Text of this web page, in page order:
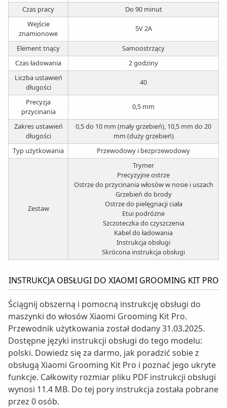
Czas pracy
Do 90 minut
Wejście
znamionowe
5V 2A
Element tnący
Samoostrzący
Czas ładowania
2 godziny
Liczba ustawień
długości
40
Precyzja
przycinania
0,5 mm
Zakres ustawień
długości
0,5 do 10 mm (mały grzebień), 10,5 mm do 20
mm (duży grzebień)
Typ użytkowania
Przewodowy i bezprzewodowy
Zestaw
Trymer
Precyzyjne ostrze
Ostrze do przycinania włosów w nosie i uszach
Grzebień do brody
Ostrze do pielęgnacji ciała
Etui podróżne
Szczoteczka do czyszczenia
Kabel do ładowania
Instrukcja obsługi
Skrócona instrukcja obsługi
INSTRUKCJA OBSŁUGI DO XIAOMI GROOMING KIT PRO
Ściągnij obszerną i pomocną instrukcję obsługi do
maszynki do włosów Xiaomi Grooming Kit Pro.
Przewodnik użytkowania został dodany 31.03.2025.
Dostępne języki instrukcji obsługi do tego modelu:
polski. Dowiedz się za darmo, jak poradzić sobie z
obsługą Xiaomi Grooming Kit Pro i poznać jego ukryte
funkcje. Całkowity rozmiar pliku PDF instrukcji obsługi
wynosi 11.4 MB. Do tej pory instrukcja została pobrane
przez 0 osób.